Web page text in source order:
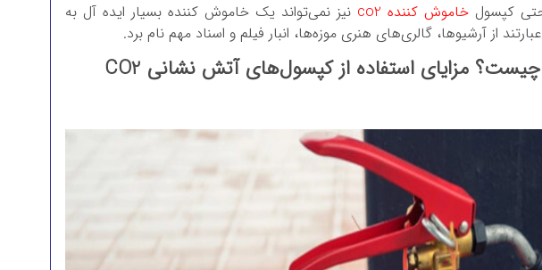
حتی کپسول خاموش کننده co2
نیز نمی‌تواند یک خاموش کننده بسیار ایده آل به
از آرشیوها، گالری‌های هنری موزه‌ها، انبار فیلم و اسناد مهم نام برد.